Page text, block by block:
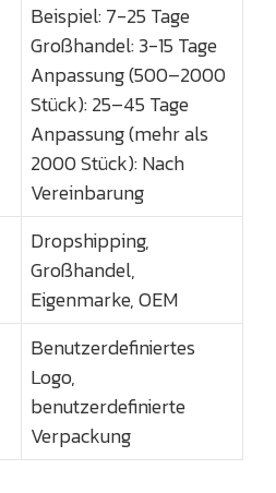
Beispiel: 7-25 Tage
Großhandel: 3-15 Tage
Anpassung (500–2000
Stück): 25–45 Tage
Anpassung (mehr als
2000 Stück): Nach
Vereinbarung
Dropshipping,
Großhandel,
Eigenmarke, OEM
Benutzerdefiniertes
Logo,
benutzerdefinierte
Verpackung